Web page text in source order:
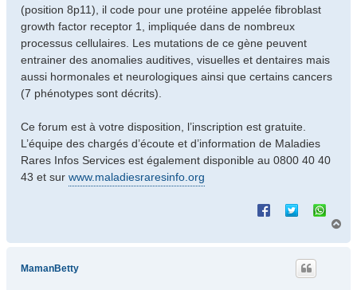
g
e
(position 8p11), il code pour une protéine appelée fibroblast
growth factor receptor 1, impliquée dans de nombreux
processus cellulaires. Les mutations de ce gène peuvent
entrainer des anomalies auditives, visuelles et dentaires mais
aussi hormonales et neurologiques ainsi que certains cancers
(7 phénotypes sont décrits).
Ce forum est à votre disposition, l’inscription est gratuite.
L’équipe des chargés d’écoute et d’information de Maladies
Rares Infos Services est également disponible au 0800 40 40
43 et sur www.maladiesraresinfo.org
MamanBetty